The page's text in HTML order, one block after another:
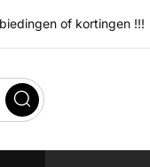
of kortingen !!!